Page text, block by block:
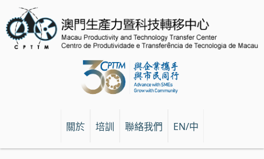
關於 培訓 聯絡我們 EN/中